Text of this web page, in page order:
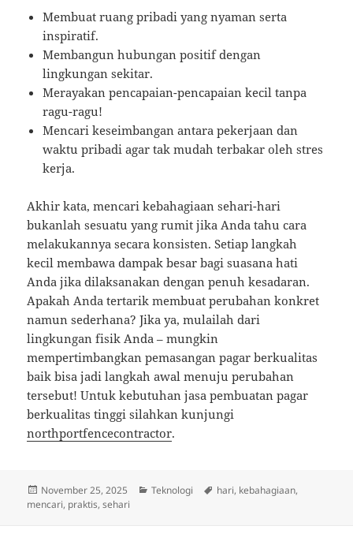
Membuat ruang pribadi yang nyaman serta
inspiratif.
Membangun hubungan positif dengan
lingkungan sekitar.
Merayakan pencapaian-pencapaian kecil tanpa
ragu-ragu!
Mencari keseimbangan antara pekerjaan dan
waktu pribadi agar tak mudah terbakar oleh stres
kerja.
Akhir kata, mencari kebahagiaan sehari-hari
bukanlah sesuatu yang rumit jika Anda tahu cara
melakukannya secara konsisten. Setiap langkah
kecil membawa dampak besar bagi suasana hati
Anda jika dilaksanakan dengan penuh kesadaran.
Apakah Anda tertarik membuat perubahan konkret
namun sederhana? Jika ya, mulailah dari
lingkungan fisik Anda – mungkin
mempertimbangkan pemasangan pagar berkualitas
baik bisa jadi langkah awal menuju perubahan
tersebut! Untuk kebutuhan jasa pembuatan pagar
berkualitas tinggi silahkan kunjungi
northportfencecontractor.
Posted
on
November 25, 2025 Categories
Teknologi Tags
hari, kebahagiaan,
mencari, praktis,sehari